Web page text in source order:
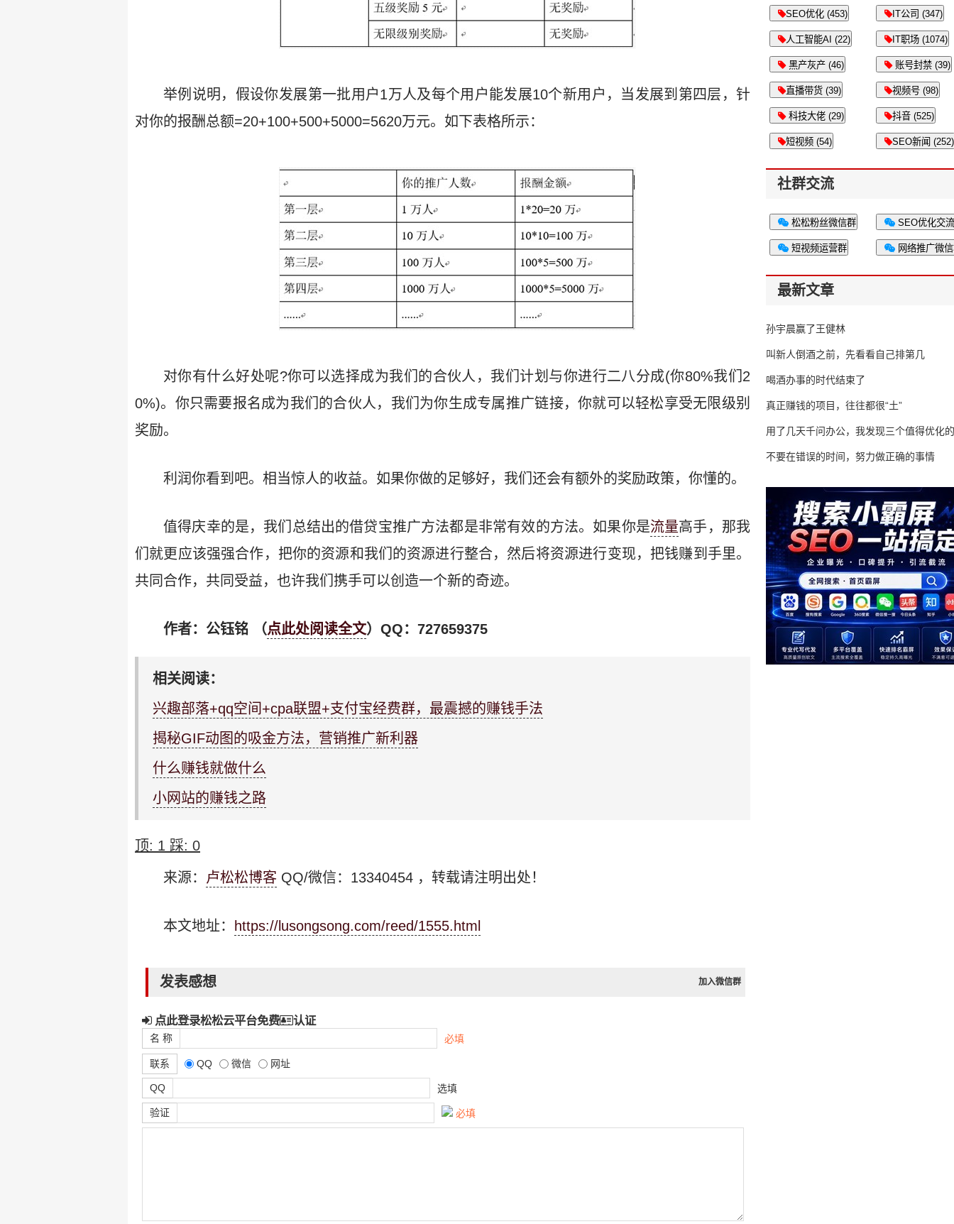
举例说明，假设你发展第一批用户1万人及每个用户能发展10个新用户，当发展到第四层，针
对你的报酬总额=20+100+500+5000=5620万元。如下表格所示：
对你有什么好处呢?你可以选择成为我们的合伙人，我们计划与你进行二八分成(你80%我们2
0%)。你只需要报名成为我们的合伙人，我们为你生成专属推广链接，你就可以轻松享受无限级别
奖励。
利润你看到吧。相当惊人的收益。如果你做的足够好，我们还会有额外的奖励政策，你懂的。
值得庆幸的是，我们总结出的借贷宝推广方法都是非常有效的方法。如果你是流量高手，那我
们就更应该强强合作，把你的资源和我们的资源进行整合，然后将资源进行变现，把钱赚到手里。
共同合作，共同受益，也许我们携手可以创造一个新的奇迹。
作者： 公钰铭 （点此处阅读全文）QQ：727659375
相关阅读：
兴趣部落+qq空间+cpa联盟+支付宝经费群，最震撼的赚钱手法
揭秘GIF动图的吸金方法，营销推广新利器
什么赚钱就做什么
小网站的赚钱之路
顶: 1 踩: 0
来源： 卢松松博客 QQ/微信：13340454 ，转载请注明出处！
本文地址： https://lusongsong.com/reed/1555.html
发表感想 加入微信群
点此登录松松云平台免费 认证
名 称 必填
联系 QQ 微信 网址
QQ 选填
验证 必填
SEO优化 (453) IT公司 (347)
人工智能AI (22) IT职场 (1074)
黑产灰产 (46) 账号封禁 (39)
直播带货 (39) 视频号 (98)
科技大佬 (29) 抖音 (525)
短视频 (54) SEO新闻 (252)
社群交流
松松粉丝微信群 SEO优化交
短视频运营群 网络推广微
最新文章
孙宇晨赢了王健林
叫新人倒酒之前，先看看自己排第几
喝酒办事的时代结束了
真正赚钱的项目，往往都很“土”
用了几天千问办公，我发现三个值得优化
不要在错误的时间，努力做正确的事情